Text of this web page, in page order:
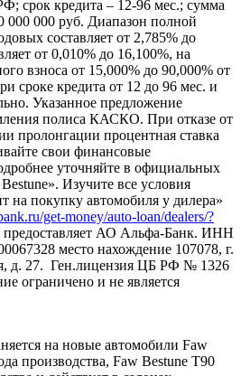
срок кредита – 12-96 мес.; сумма
000 000 руб. Диапазон полной
составляет от 2,785% до
от 0,010% до 16,100%, на
взноса от 15,000% до 90,000% от
сроке кредита от 12 до 96 мес. и
Указанное предложение
полиса КАСКО. При отказе от
пролонгации процентная ставка
свои финансовые
уточняйте в официальных
Изучите все условия
на покупку автомобиля у дилера»
get-money/auto-loan/dealers/?
предоставляет АО Альфа-Банк. ИНН
место нахождение 107078, г.
д. 27. Ген.лицензия ЦБ РФ № 1326
ограничено и не является
на новые автомобили Faw
производства, Faw Bestune T90